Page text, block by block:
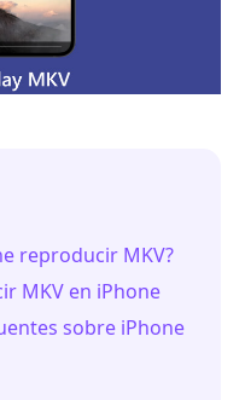
reproducir MKV?
MKV en iPhone
sobre iPhone